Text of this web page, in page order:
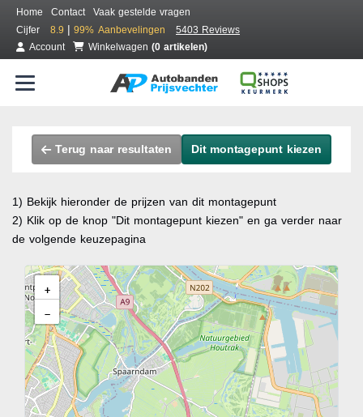
Home Contact
Vaak gestelde vragen
Cijfer
8.9 | 99% Aanbevelingen
5403 Reviews
Account
Winkelwagen (0 artikelen)
Terug naar resultaten Dit montagepunt kiezen
1) Bekijk hieronder de prijzen van dit montagepunt
2) Klik op de knop "Dit montagepunt kiezen" en ga verder naar
de volgende keuzepagina
+
−